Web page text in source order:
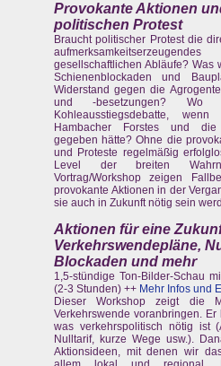
Provokante Aktionen
politischen Protest
Braucht politischer Protest die
gesellschaftlichen Abläufe? Was
Schienenblockaden und
Widerstand gegen die
und -besetzungen?
Kohleausstiegsdebatte,
Hambacher Forstes und die
gegeben hätte? Ohne die
und Proteste regelmäßig
Level der breiten
Vortrag/Workshop zeigen
provokante Aktionen in der
sie auch in Zukunft nötig sein
Aktionen für eine
Verkehrswendepläne,
Blockaden und mehr
1,5-stündige Ton-Bilder-Schau
(2-3 Stunden) ++ Mehr Infos und
Dieser Workshop zeigt die
Verkehrswende voranbringen.
was verkehrspolitisch nötig ist
Nulltarif, kurze Wege usw.).
Aktionsideen, mit denen wir